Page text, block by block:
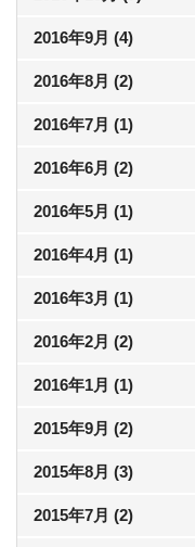
2016年9月 (4)
2016年8月 (2)
2016年7月 (1)
2016年6月 (2)
2016年5月 (1)
2016年4月 (1)
2016年3月 (1)
2016年2月 (2)
2016年1月 (1)
2015年9月 (2)
2015年8月 (3)
2015年7月 (2)